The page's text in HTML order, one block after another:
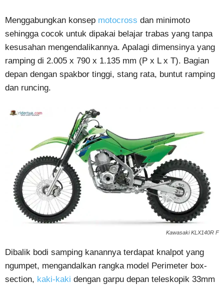
Menggabungkan konsep motocross dan minimoto
sehingga cocok untuk dipakai belajar trabas yang tanpa
kesusahan mengendalikannya. Apalagi dimensinya yang
ramping di 2.005 x 790 x 1.135 mm (P x L x T). Bagian
depan dengan spakbor tinggi, stang rata, buntut ramping
dan runcing.
Kawasaki KLX140R F
Dibalik bodi samping kanannya terdapat knalpot yang
ngumpet, mengandalkan rangka model Perimeter box-
section, kaki-kaki dengan garpu depan teleskopik 33mm